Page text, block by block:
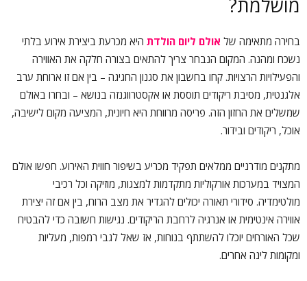
מושלמת?
בחירה מתאימה של אולם ליום הולדת היא מכרעת ביצירת אירוע בלתי
נשכח ומהנה. המקום הנבחר צריך להתאים בצורה חלקה את האווירה
והפעילויות הרצויות. קחו בחשבון את סגנון החגיגה – בין אם זו ארוחת ערב
אלגנטית, מסיבת ריקודים תוססת או אקסטרווגנזה בנושא – ובחרו באולם
שמשלים את החזון הזה. פריסה מרווחת היא חיונית, המציעה מקום לישיבה,
אוכל, ריקודים ובידור.
מתקנים מודרניים ממלאים תפקיד מכריע בשיפור חווית האירוע. חפשו אולם
המצויד במערכות אורקוליות מתקדמות למצגות, מוזיקה וכל רכיבי
מולטימדיה. סידורי תאורה יכולים להגדיר את מצב הרוח, בין אם זה יצירת
אווירה אינטימית או אנרגיה לרחבת הריקודים. נגישות חשובה כדי להבטיח
שכל האורחים יוכלו להשתתף בנוחות, אז שאל לגבי רמפות, מעליות
ומקומות לינה אחרים.